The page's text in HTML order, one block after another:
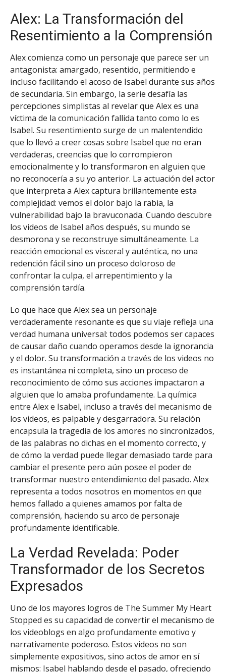
Alex: La Transformación del
Resentimiento a la Comprensión
Alex comienza como un personaje que parece ser un
antagonista: amargado, resentido, permitiendo e
incluso facilitando el acoso de Isabel durante sus años
de secundaria. Sin embargo, la serie desafía las
percepciones simplistas al revelar que Alex es una
víctima de la comunicación fallida tanto como lo es
Isabel. Su resentimiento surge de un malentendido
que lo llevó a creer cosas sobre Isabel que no eran
verdaderas, creencias que lo corrompieron
emocionalmente y lo transformaron en alguien que
no reconocería a su yo anterior. La actuación del actor
que interpreta a Alex captura brillantemente esta
complejidad: vemos el dolor bajo la rabia, la
vulnerabilidad bajo la bravuconada. Cuando descubre
los videos de Isabel años después, su mundo se
desmorona y se reconstruye simultáneamente. La
reacción emocional es visceral y auténtica, no una
redención fácil sino un proceso doloroso de
confrontar la culpa, el arrepentimiento y la
comprensión tardía.
Lo que hace que Alex sea un personaje
verdaderamente resonante es que su viaje refleja una
verdad humana universal: todos podemos ser capaces
de causar daño cuando operamos desde la ignorancia
y el dolor. Su transformación a través de los videos no
es instantánea ni completa, sino un proceso de
reconocimiento de cómo sus acciones impactaron a
alguien que lo amaba profundamente. La química
entre Alex e Isabel, incluso a través del mecanismo de
los videos, es palpable y desgarradora. Su relación
encapsula la tragedia de los amores no sincronizados,
de las palabras no dichas en el momento correcto, y
de cómo la verdad puede llegar demasiado tarde para
cambiar el presente pero aún posee el poder de
transformar nuestro entendimiento del pasado. Alex
representa a todos nosotros en momentos en que
hemos fallado a quienes amamos por falta de
comprensión, haciendo su arco de personaje
profundamente identificable.
La Verdad Revelada: Poder
Transformador de los Secretos
Expresados
Uno de los mayores logros de The Summer My Heart
Stopped es su capacidad de convertir el mecanismo de
los videoblogs en algo profundamente emotivo y
narrativamente poderoso. Estos videos no son
simplemente expositivos, sino actos de amor en sí
mismos: Isabel hablando desde el pasado, ofreciendo